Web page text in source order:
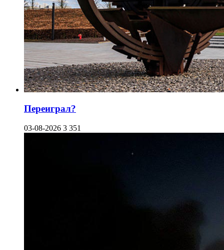
Переиграл?
03-08-2026 3 351